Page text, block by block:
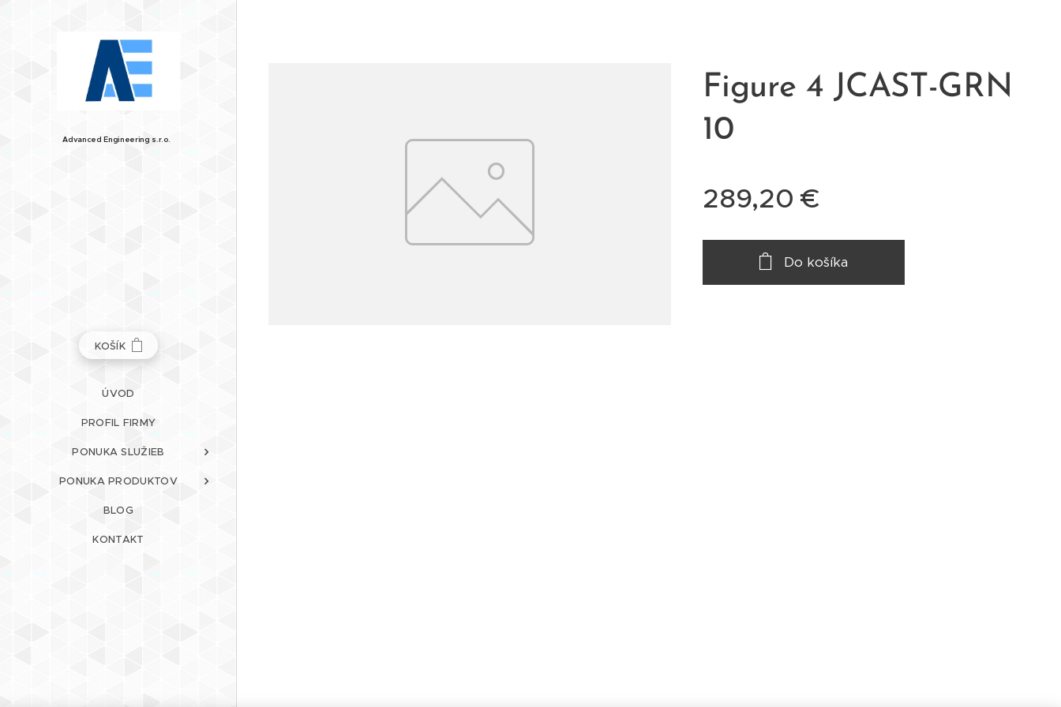
Advanced Engineering s.r.o.
KOŠÍK
ÚVOD
PROFIL FIRMY
PONUKA SLUŽIEB
PONUKA PRODUKTOV
BLOG
KONTAKT
Figure 4 JCAST-GRN
10
289,20 €
Do košíka